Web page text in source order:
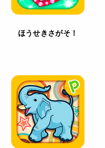
ほうせきさがそ！